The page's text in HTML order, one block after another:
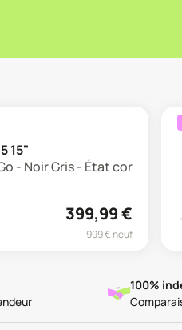
15"
- Noir Gris - État correct
399,99€
999€ neuf
100%